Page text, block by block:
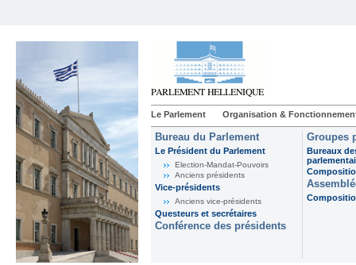
Le Parlement Organisation &
Bureau du Parlement
Le Président du Parlement
Election-Mandat-Pouvoirs
Anciens présidents
Vice-présidents
Anciens vice-présidents
Questeurs et secrétaires
Conférence des présidents
Groupes
Bureaux